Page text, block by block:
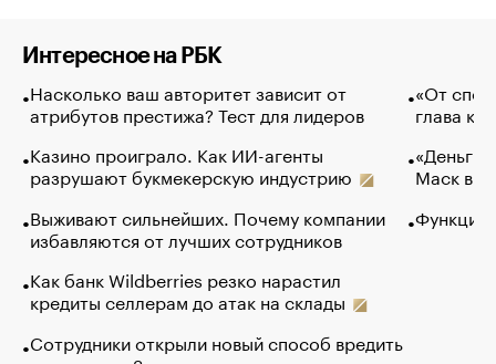
Интересное на РБК
Насколько ваш авторитет зависит от
атрибутов престижа? Тест для лидеров
Казино проиграло. Как ИИ-агенты
разрушают букмекерскую индустрию
Выживают сильнейших. Почему компании
избавляются от лучших сотрудников
Как банк Wildberries резко нарастил
кредиты селлерам до атак на склады
Сотрудники открыли новый способ вредить
«От
глава
«Деньги
Маск в
Функции